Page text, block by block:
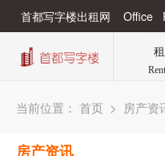
首都写字楼出租网 Office
当前位置： 首页 > 房产资
房产资讯